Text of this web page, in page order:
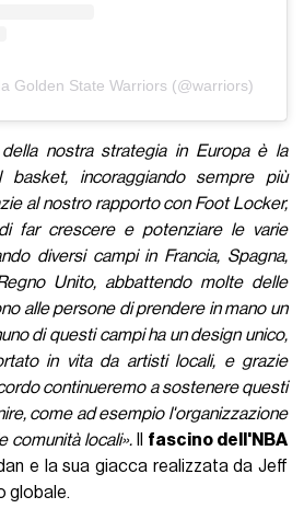
Golden State Warriors (@warriors)
nostra strategia in Europa è la
basket, incoraggiando sempre più
al nostro rapporto con Foot Locker,
far crescere e potenziare le varie
diversi campi in Francia, Spagna,
Unito, abbattendo molte delle
alle persone di prendere in mano un
di questi campi ha un design unico,
in vita da artisti locali, e grazie
continueremo a sostenere questi
come ad esempio l'organizzazione
comunità locali».
fascino dell'NBA
e la sua giacca realizzata da Jeff
globale.